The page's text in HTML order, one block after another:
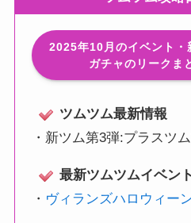
2025年10月のイベント・
ガチャのリークま
ツムツム最新情報
・ 新ツム第3弾:プラスツ
最新ツムツムイベン
・ ヴィランズハロウィー